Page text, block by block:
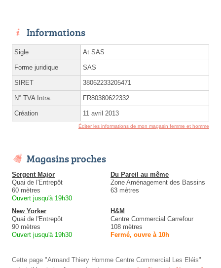
Informations
Sigle At SAS
Forme juridique SAS
SIRET 38062233205471
N° TVA Intra. FR80380622332
Création 11 avril 2013
Éditer les informations de mon magasin femme et homme
Magasins proches
Sergent Major
Quai de l'Entrepôt
60 mètres
Ouvert jusqu'à 19h30
Du Pareil au même
Zone Aménagement des Bassins
63 mètres
New Yorker
Quai de l'Entrepôt
90 mètres
Ouvert jusqu'à 19h30
H&M
Centre Commercial Carrefour
108 mètres
Fermé, ouvre à 10h
Cette page "Armand Thiery Homme Centre Commercial Les Eléis"